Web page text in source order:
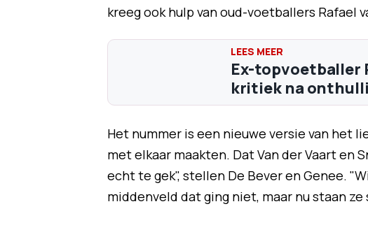
kreeg ook hulp van oud-voetballers Rafael
Ex-topvoetballer
kritiek na
Het nummer is een nieuwe versie van het
met elkaar maakten. Dat Van der Vaart en
echt te gek", stellen De Bever en Genee.
middenveld dat ging niet, maar nu staan